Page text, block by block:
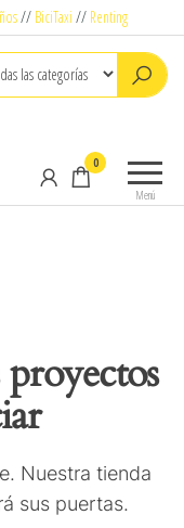
// BiciTaxi // Renting
Menú
0
Nuestra tienda
sus puertas.